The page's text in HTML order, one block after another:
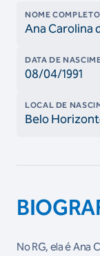
NOME COMPLETO
Ana Carolina
DATA DE
08/04/1991
LOCAL DE
Belo
No RG, ela é Ana